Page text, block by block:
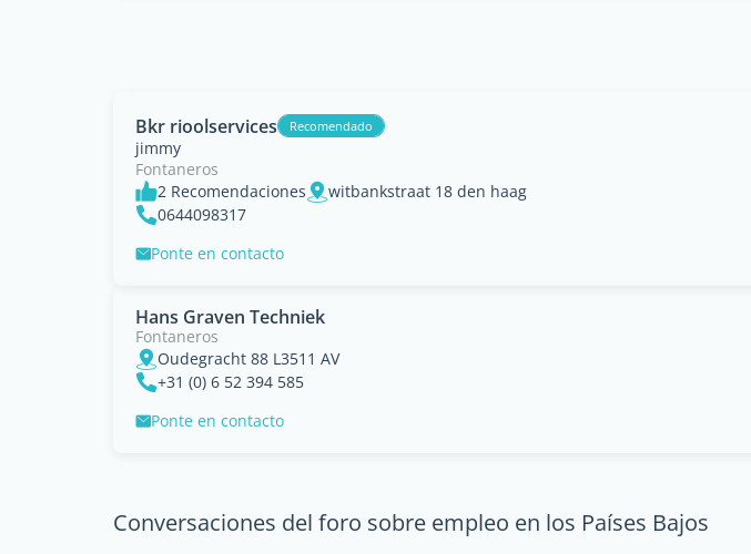
Bkr rioolservices Recomendado
jimmy
Fontaneros
2 Recomendaciones
witbankstraat 18 den haag
0644098317
Ponte en contacto
Hans Graven Techniek
Fontaneros
Oudegracht 88 L3511 AV
+31 (0) 6 52 394 585
Ponte en contacto
Conversaciones del foro sobre empleo en los Países Bajos